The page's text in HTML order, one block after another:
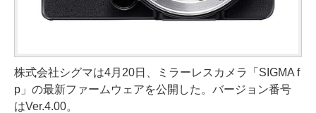
株式会社シグマは4月20日、ミラーレスカメラ「SIGMA f
p」の最新ファームウェアを公開した。バージョン番号
はVer.4.00。